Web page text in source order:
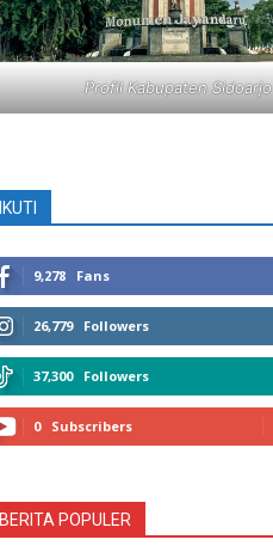
Profil Kabupaten Sidoarjo
IKUTI
9,278 Fans
26,779 Followers
37,300 Followers
0 Subscribers
BERITA POPULER